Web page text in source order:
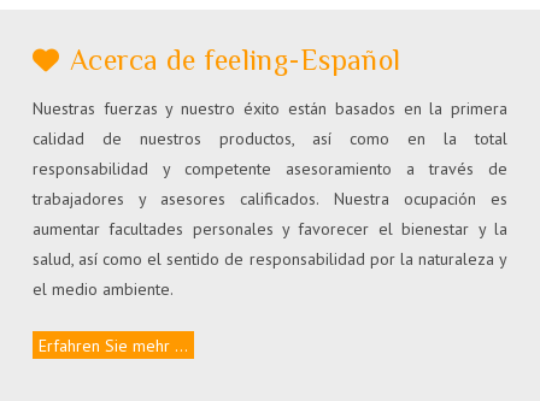
Acerca de feeling-Español
Nuestras fuerzas y nuestro éxito están basados en la primera
calidad de nuestros productos, así como en la total
responsabilidad y competente asesoramiento a través de
trabajadores y asesores calificados. Nuestra ocupación es
aumentar facultades personales y favorecer el bienestar y la
salud, así como el sentido de responsabilidad por la naturaleza y
el medio ambiente.
Erfahren Sie mehr ...